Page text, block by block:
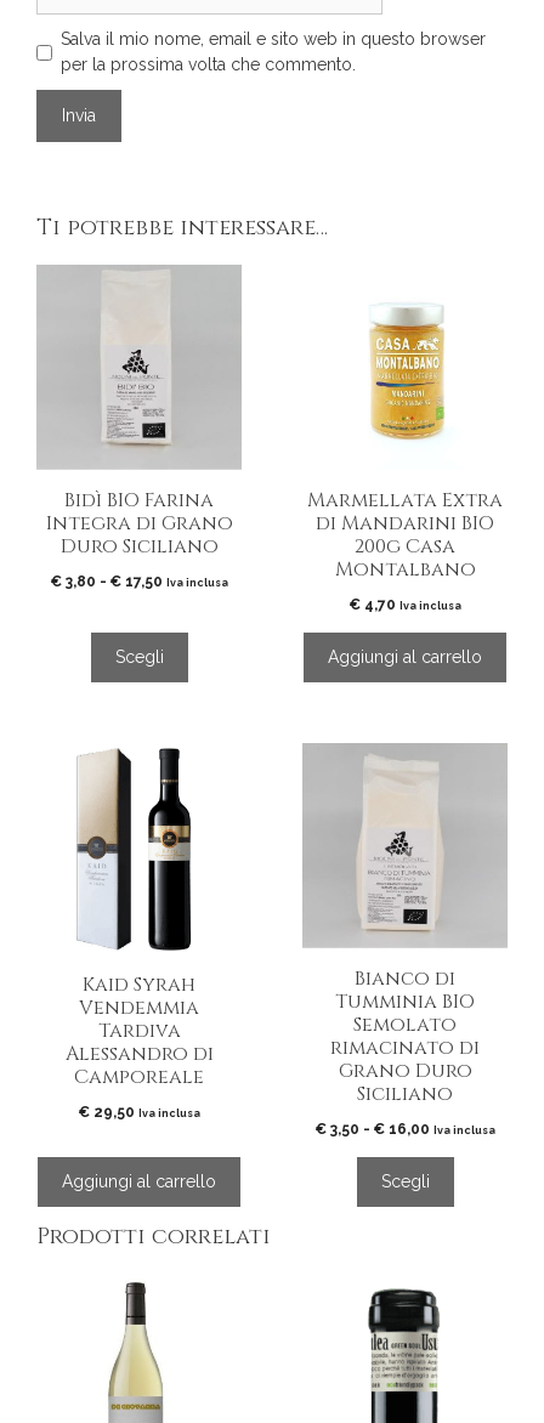
Salva il mio nome, email e sito web in questo browser
per la prossima volta che commento.
Ti potrebbe interessare…
Bidì BIO Farina
Integra di Grano
Duro Siciliano
€3,80 - €17,50Fascia
da
€ 3,80
Iva inclusa
Scegli
scelte
nella
pagina
del
Marmellata Extra
di Mandarini BIO
200g Casa
Montalbano
€4,70 Iva inclusa
Aggiungi al carrello
Kaid Syrah
Vendemmia
Tardiva
Alessandro di
Camporeale
€29,50 Iva inclusa
Aggiungi al carrello
Bianco di
Tumminia BIO
Semolato
rimacinato di
Grano Duro
Siciliano
€3,50 - €16,00Fascia
prezzo:
Iva inclusa
Scegli
opzioni
possono
prodotto
Prodotti correlati